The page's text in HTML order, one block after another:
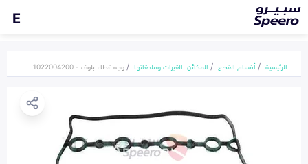
E
الرئيسية أقسام القطع المكائن، القيرات وملحقاتها وجه غطاء بلوف - 1022004200